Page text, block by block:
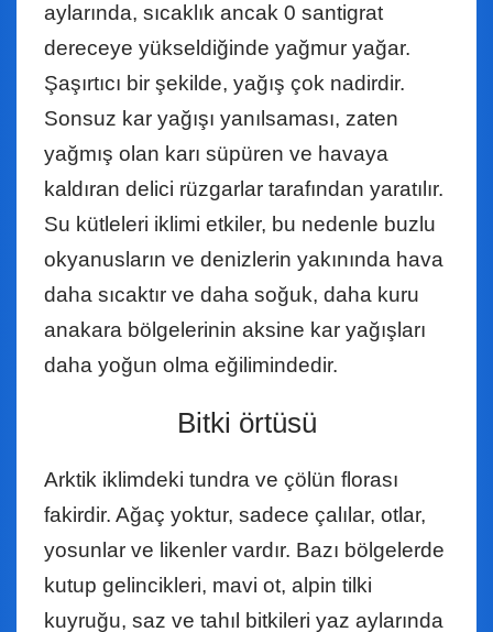
aylarında, sıcaklık ancak 0 santigrat
dereceye yükseldiğinde yağmur yağar.
Şaşırtıcı bir şekilde, yağış çok nadirdir.
Sonsuz kar yağışı yanılsaması, zaten
yağmış olan karı süpüren ve havaya
kaldıran delici rüzgarlar tarafından yaratılır.
Su kütleleri iklimi etkiler, bu nedenle buzlu
okyanusların ve denizlerin yakınında hava
daha sıcaktır ve daha soğuk, daha kuru
anakara bölgelerinin aksine kar yağışları
daha yoğun olma eğilimindedir.
Bitki örtüsü
Arktik iklimdeki tundra ve çölün florası
fakirdir. Ağaç yoktur, sadece çalılar, otlar,
yosunlar ve likenler vardır. Bazı bölgelerde
kutup gelincikleri, mavi ot, alpin tilki
kuyruğu, saz ve tahıl bitkileri yaz aylarında